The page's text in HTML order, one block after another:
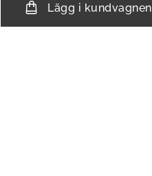
Lägg i kundvagnen